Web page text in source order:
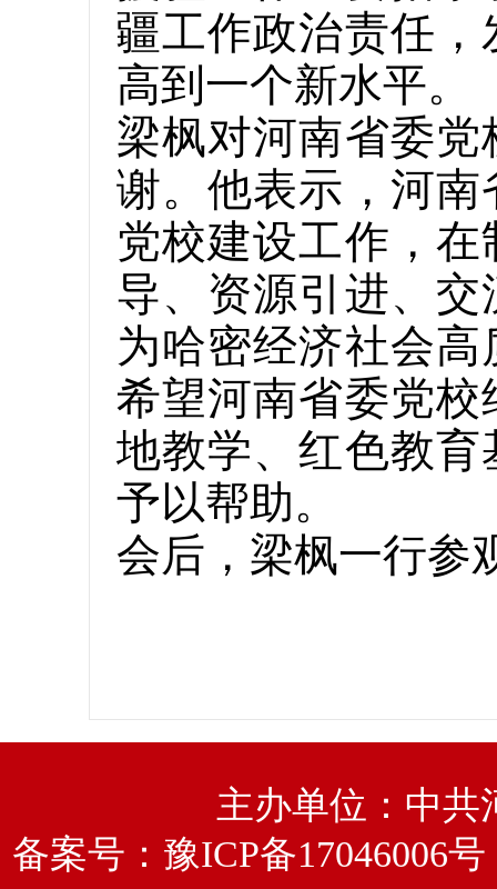
疆工作政治责任
高到一个新水平。
梁枫对河南省委
谢。他表示，河
党校建设工作，
导、资源引进、
为哈密经济社会
希望河南省委党
地教学、红色教
予以帮助。
会后，梁枫一行参
主办单位：中
备案号： 豫ICP备17046006号